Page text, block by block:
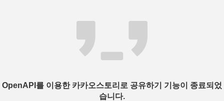
OpenAPI를 이용한 카카오스토리로 공유하기 기능이 종료되었
습니다.